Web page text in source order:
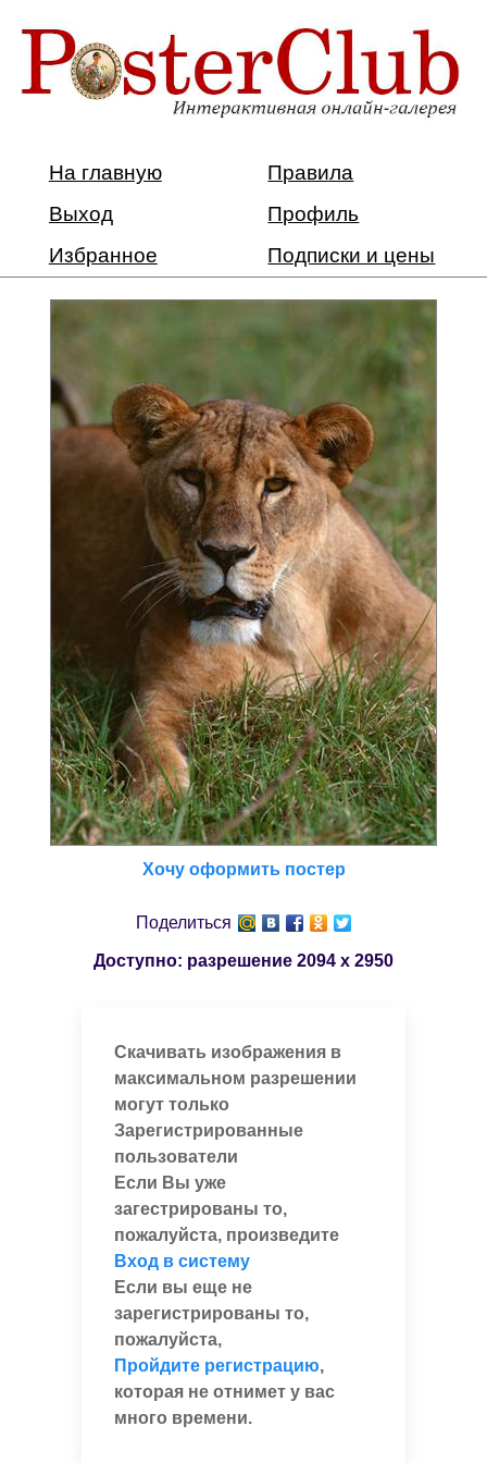
На главную
Правила
Выход
Профиль
Избранное
Подписки и цены
Хочу оформить постер
Поделиться
Доступно: разрешение 2094 x 2950
Скачивать изображения в
максимальном разрешении
могут только
Зарегистрированные
пользователи
Если Вы уже
загестрированы то,
пожалуйста, произведите
Вход в систему
Если вы еще не
зарегистрированы то,
пожалуйста,
Пройдите регистрацию,
которая не отнимет у вас
много времени.